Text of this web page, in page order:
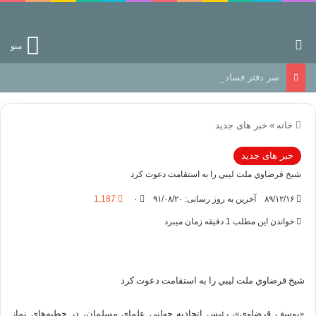
منو
سر دفتر فساد در زمین‌، دوری وکناره‌گیری از راه خداست‌!
خانه » خبر های جدید
خبر های جدید
شيخ قرضاوي ملت ليبي را به استقامت دعوت كرد
۸۹/۱۲/۱۶ آخرین به روز رسانی: ۹۱/۰۸/۲۰ ۰ 1,187
خواندن این مطلب 1 دقیقه زمان میبرد
شيخ قرضاوي ملت ليبي را به استقامت دعوت كرد
«يوسف قرضاوی»، رئيس اتحاديه جهانی علمای مسلمان، در خطبه‌های نماز